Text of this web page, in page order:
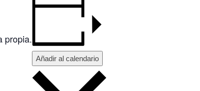
propia.
Añadir al calendario